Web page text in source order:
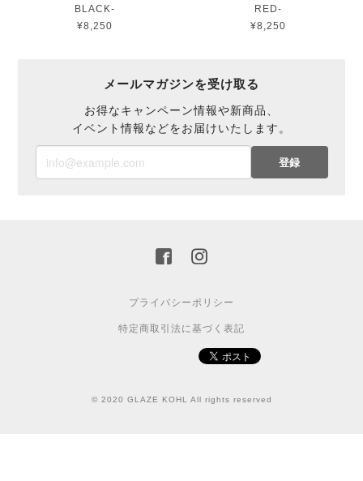
BLACK-
¥8,250
RED-
¥8,250
メールマガジンを受け取る
お得なキャンペーン情報や新商品、
イベント情報などをお届けいたします。
登録
プライバシーポリシー
特定商取引法に基づく表記
© 2020 GLAZE KOHL All rights reserved